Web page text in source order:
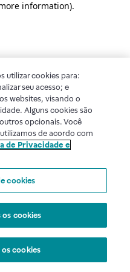
information).
utilizar cookies para:
seu acesso; e
websites, visando o
Alguns cookies são
opcionais. Você
de acordo com
de Privacidade e
cookies
cookies
cookies